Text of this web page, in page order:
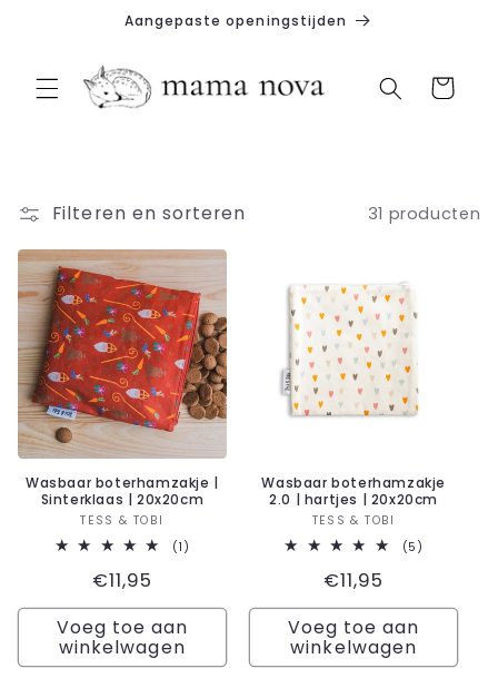
Aangepaste openingstijden
Winkelwagen
Filteren en sorteren 31 producten
Wasbaar boterhamzakje |
Sinterklaas | 20x20cm
Verkoper:
TESS & TOBI
(1)
Normale
prijs
€11,95
Voeg toe aan
winkelwagen
Wasbaar boterhamzakje
2.0 | hartjes | 20x20cm
Verkoper:
TESS & TOBI
(5)
Normale
prijs
€11,95
Voeg toe aan
winkelwagen